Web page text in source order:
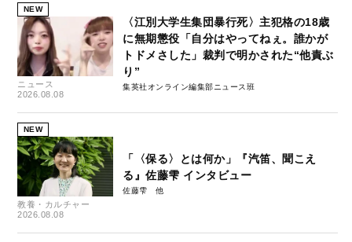
NEW
ニュース
2026.08.08
〈江別大学生集団暴行死〉主犯格の18歳
に無期懲役「自分はやってねぇ。誰かが
トドメさした」裁判で明かされた“他責ぶ
り”
集英社オンライン編集部ニュース班
NEW
教養・カルチャー
2026.08.08
「〈保る〉とは何か」『汽笛、聞こえ
る』佐藤雫 インタビュー
佐藤雫